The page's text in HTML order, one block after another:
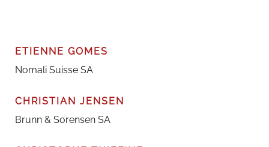
ETIENNE GOMES
Nomali Suisse SA
CHRISTIAN JENSEN
Brunn & Sorensen SA